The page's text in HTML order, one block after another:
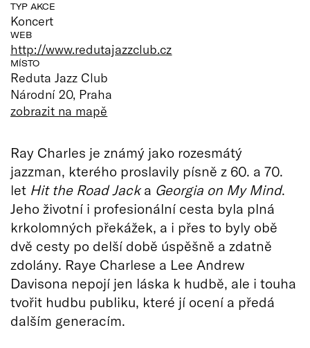
TYP AKCE
Koncert
WEB
http://www.redutajazzclub.cz
MÍSTO
Reduta Jazz Club
Národní 20, Praha
zobrazit na mapě
Ray Charles je známý jako rozesmátý
jazzman, kterého proslavily písně z 60. a 70.
let Hit the Road Jacka Georgia on My Mind.
Jeho životní i profesionální cesta byla plná
krkolomných překážek, a i přes to byly obě
dvě cesty po delší době úspěšně a zdatně
zdolány. Raye Charlese a Lee Andrew
Davisona nepojí jen láska k hudbě, ale i touha
tvořit hudbu publiku, které jí ocení a předá
dalším generacím.